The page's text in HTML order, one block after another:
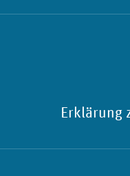
Erklärung